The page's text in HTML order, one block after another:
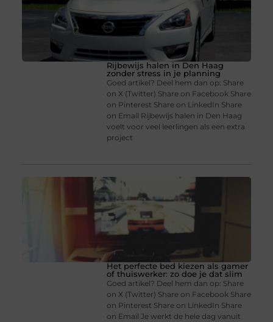
Rijbewijs halen in Den Haag
zonder stress in je planning
Goed artikel? Deel hem dan op: Share
on X (Twitter) Share on Facebook Share
on Pinterest Share on LinkedIn Share
on Email Rijbewijs halen in Den Haag
voelt voor veel leerlingen als een extra
project
Het perfecte bed kiezen als gamer
of thuiswerker: zo doe je dat slim
Goed artikel? Deel hem dan op: Share
on X (Twitter) Share on Facebook Share
on Pinterest Share on LinkedIn Share
on Email Je werkt de hele dag vanuit